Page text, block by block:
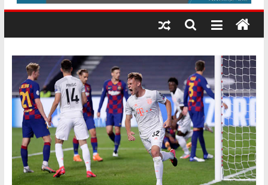
المجلس القومي لحقوق الإنسان يعلن
متابعة قضية الدكتور محمد زهران.. ويؤكد:
قرينة البراءة وضمانات المحاكمة العادلة
وتبقى
هي